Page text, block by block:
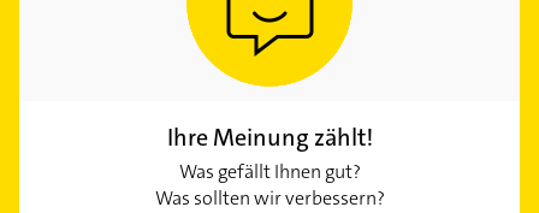
Ihre Meinung zählt!
Was gefällt Ihnen gut?
Was sollten wir verbessern?